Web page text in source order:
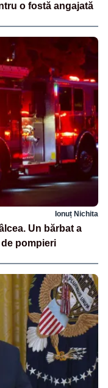
o fostă angajată
Ionuț Nichita
Un bărbat a
pompieri